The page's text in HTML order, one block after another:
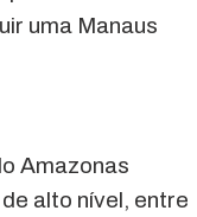
uma Manaus
Amazonas
alto nível, entre